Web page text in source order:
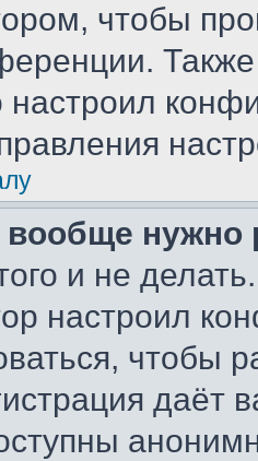
чтобы
настроил
нужно
и не
настроил
чтобы
даёт